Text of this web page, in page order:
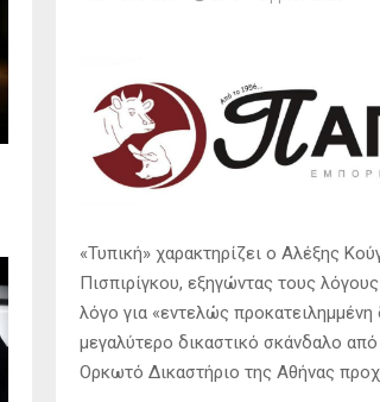
«Τυπική» χαρακτηρίζει ο Αλέξης
Πισπιρίγκου, εξηγώντας τους
λόγο για «εντελώς
μεγαλύτερο δικαστικό σκάνδαλο
Ορκωτό Δικαστήριο της Αθήνας